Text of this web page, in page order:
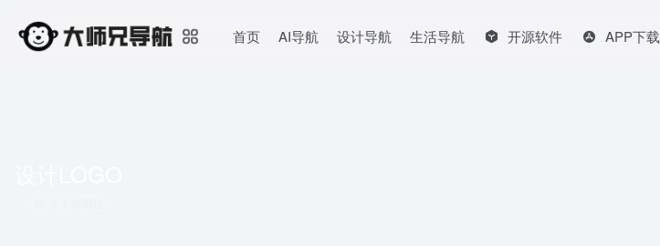
首页 AI导航 设计导航 生活导航 开源软件 APP下载